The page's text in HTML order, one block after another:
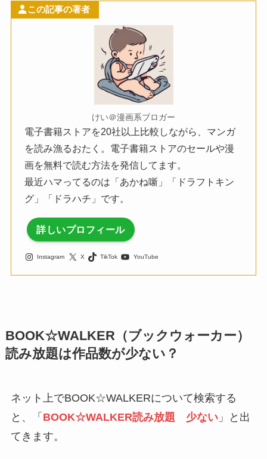
この記事の著者
けい＠漫画系ブロガー
電子書籍ストアを20社以上比較しながら、マンガ
を読み漁るおたく。電子書籍ストアのセールや漫
画を無料で読む方法を発信してます。
最近ハマってるのは「あかね噺」「ドラフトキン
グ」「ドラハチ」です。
詳しいプロフィール
Instagram X TikTok YouTube
BOOK☆WALKER（ブックウォーカー）
読み放題は作品数が少ない？
ネット上でBOOK☆WALKERについて検索する
と、「 BOOK☆WALKER読み放題 少ない」と出
てきます。